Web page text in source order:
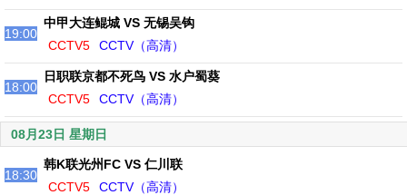
19:00
中甲大连鲲城 VS 无锡吴钩
CCTV5
CCTV（高清）
18:00
日职联京都不死鸟 VS 水户蜀葵
CCTV5
CCTV（高清）
08月23日 星期日
18:30
韩K联光州FC VS 仁川联
CCTV5
CCTV（高清）